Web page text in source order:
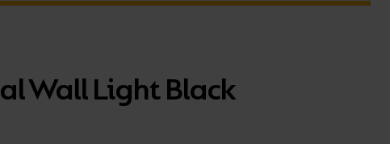
Emergencia
Wall Light Black